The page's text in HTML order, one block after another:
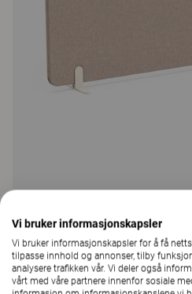
129 Farger og materialer | 8
Vi bruker informasjonskapsler
Vi bruker informasjonskapsler for å få
tilpasse innhold og annonser, tilby
analysere trafikken vår. Vi deler også
vårt med våre partnere innenfor sosiale